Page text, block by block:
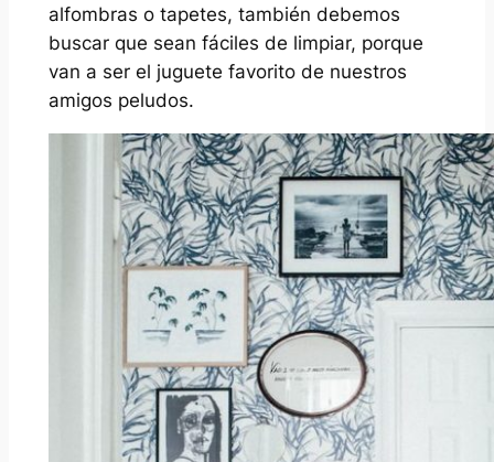
alfombras o tapetes, también debemos
buscar que sean fáciles de limpiar, porque
van a ser el juguete favorito de nuestros
amigos peludos.